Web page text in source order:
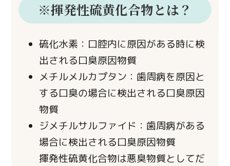
※揮発性硫黄化合物とは？
硫化水素：口腔内に原因がある時に検
出される口臭原因物質
メチルメルカプタン：歯周病を原因と
する口臭の場合に検出される口臭原因
物質
ジメチルサルファイド：歯周病がある
場合に検出される口臭原因物質
揮発性硫黄化合物は悪臭物質としてだ